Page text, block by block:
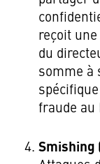
reçoit
du
somme à
fraude au
Smishing